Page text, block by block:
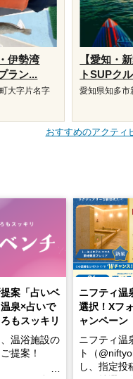
伊勢湾
ラン...
大字片名字
【愛知・
トSUPク
愛知県知多市
おすすめのアクティ
案「占いベ
泉×占いで
もスッキリ
温浴施設の
提案！
ニフティ温
選択！Xフ
ャンペーン
ニフティ温
ト（
し、指定投